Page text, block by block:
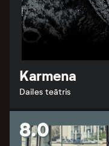
Karmena
Dailes teātris
8.0